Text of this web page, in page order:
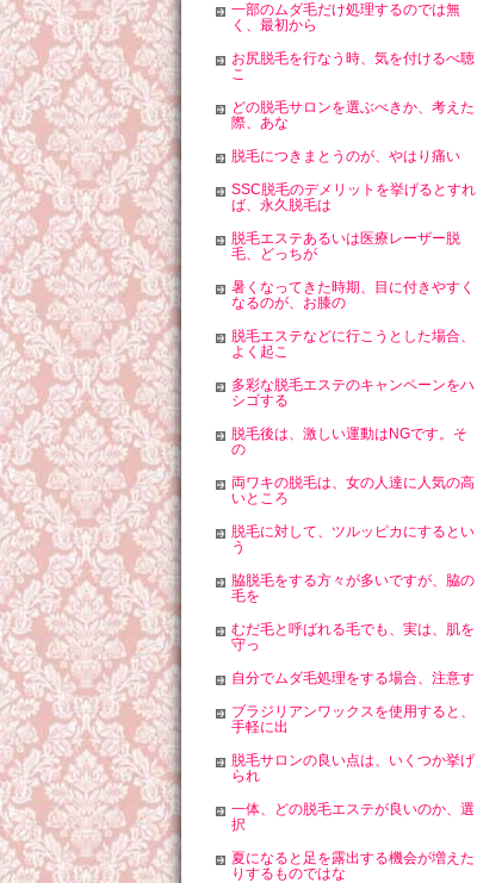
一部のムダ毛だけ処理するのでは無
く、最初から
お尻脱毛を行なう時、気を付けるべ聴
こ
どの脱毛サロンを選ぶべきか、考えた
際、あな
脱毛につきまとうのが、やはり痛い
SSC脱毛のデメリットを挙げるとすれ
ば、永久脱毛は
脱毛エステあるいは医療レーザー脱
毛、どっちが
暑くなってきた時期、目に付きやすく
なるのが、お膝の
脱毛エステなどに行こうとした場合、
よく起こ
多彩な脱毛エステのキャンペーンをハ
シゴする
脱毛後は、激しい運動はNGです。そ
の
両ワキの脱毛は、女の人達に人気の高
いところ
脱毛に対して、ツルッピカにするとい
う
脇脱毛をする方々が多いですが、脇の
毛を
むだ毛と呼ばれる毛でも、実は、肌を
守っ
自分でムダ毛処理をする場合、注意す
ブラジリアンワックスを使用すると、
手軽に出
脱毛サロンの良い点は、いくつか挙げ
られ
一体、どの脱毛エステが良いのか、選
択
夏になると足を露出する機会が増えた
りするものではな